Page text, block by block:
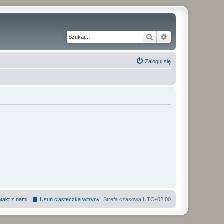
Szukaj
Zaloguj się
Strefa czasowa UTC+02:00
Usuń ciasteczka witryny
z nami